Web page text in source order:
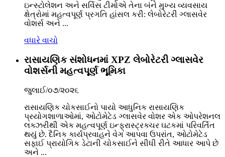
ઇન્સ્ટોલેશન અને સર્વિસ ટીમોએ તેના બંને મુખ્ય વ્યવસાય
ક્ષેત્રોમાં મહત્વપૂર્ણ પ્રગતિ હાંસલ કરી: લેબોરેટરી ગ્લાસવેર
વોશર્સ અને ...
વધારે વાચો
રાસાયણિક સંશોધનમાં XPZ લેબોરેટરી ગ્લાસવેર
વોશર્સની મહત્વપૂર્ણ ભૂમિકા
જુલાઈ/૦૭/૨૦૨૬
રાસાયણિક ચોકસાઈનો પાયો આધુનિક રાસાયણિક
પ્રયોગશાળાઓમાં, ઓટોમેટેડ ગ્લાસવેર વોશર એક ઓપરેશનલ
લક્ઝરીથી એક મહત્વપૂર્ણ ઇન્ફ્રાસ્ટ્રક્ચર ઘટકમાં પરિવર્તિત
થયું છે. દૈનિક કાર્યપ્રવાહને વેગ આપવા ઉપરાંત, ઓટોમેટેડ
સફાઈ પ્રાયોગિક ડેટાની ચોકસાઈને સીધી રીતે આધાર આપે છે
અને ...